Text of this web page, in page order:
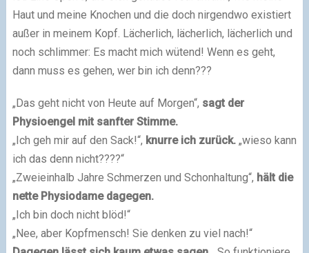
Haut und meine Knochen und die doch nirgendwo existiert
außer in meinem Kopf. Lächerlich, lächerlich, lächerlich und
noch schlimmer: Es macht mich wütend! Wenn es geht,
dann muss es gehen, wer bin ich denn???
„Das geht nicht von Heute auf Morgen“, sagt der
Physioengel mit sanfter Stimme.
„Ich geh mir auf den Sack!“, knurre ich zurück.„wieso kann
ich das denn nicht????“
„Zweieinhalb Jahre Schmerzen und Schonhaltung“, hält die
nette Physiodame dagegen.
„Ich bin doch nicht blöd!“
„Nee, aber Kopfmensch! Sie denken zu viel nach!“